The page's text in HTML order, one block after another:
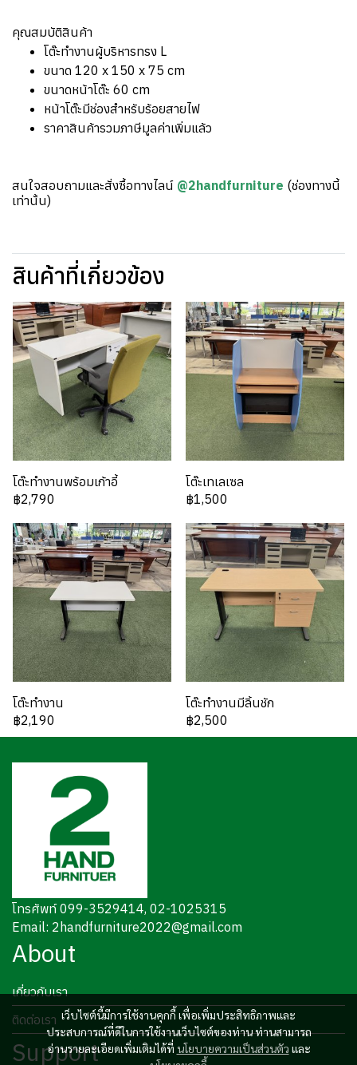
คุณสมบัติสินค้า
โต๊ะทำงานผู้บริหารทรง L
ขนาด 120 x 150 x 75 cm
ขนาดหน้าโต๊ะ 60 cm
หน้าโต๊ะมีช่องสำหรับร้อยสายไฟ
ราคาสินค้ารวมภาษีมูลค่าเพิ่มแล้ว
สนใจสอบถามและสั่งซื้อทางไลน์ @2handfurniture (ช่องทางนี้
เท่านั้น)
สินค้าที่เกี่ยวข้อง
โต๊ะทำงานพร้อมเก้าอี้
฿2,790
โต๊ะเทเลเซล
฿1,500
โต๊ะทำงาน
฿2,190
โต๊ะทำงานมีลิ้นชัก
฿2,500
เว็บไซต์นี้มีการใช้งานคุกกี้ เพื่อเพิ่มประสิทธิภาพและ
ประสบการณ์ที่ดีในการใช้งานเว็บไซต์ของท่าน ท่านสามารถ
อ่านรายละเอียดเพิ่มเติมได้ที่ นโยบายความเป็นส่วนตัว และ
โทรศัพท์ 099-3529414, 02-1025315
Email: 2handfurniture2022@gmail.com
About
เกี่ยวกับเรา
ติดต่อเรา
Support